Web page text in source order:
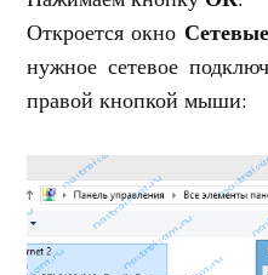
Откроется окно
нужное сетевое
правой кнопкой мыши: